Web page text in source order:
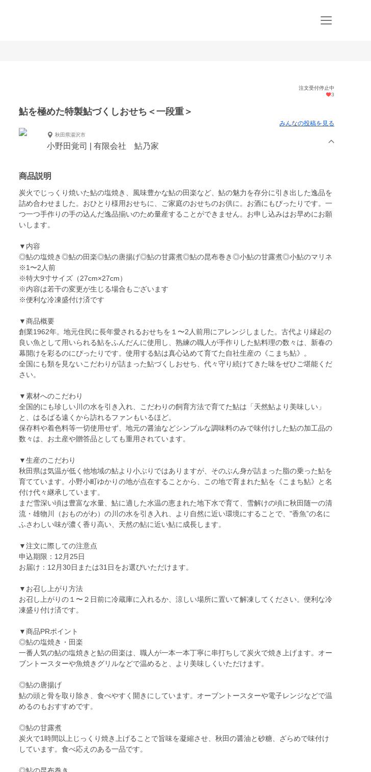
注文受付停止中
3
鮎を極めた特製鮎づくしおせち＜一段重＞
みんなの投稿を見る
秋田県湯沢市
小野田覚司 | 有限会社 鮎乃家
商品説明
炭火でじっくり焼いた鮎の塩焼き、風味豊かな鮎の田楽など、鮎の魅力を存分に引き出した逸品を
詰め合わせました。おひとり様用おせちに、ご家庭のおせちのお供に。お酒にもぴったりです。一
つ一つ手作りの手の込んだ逸品揃いのため量産することができません。お申し込みはお早めにお願
いします。
▼内容
◎鮎の塩焼き◎鮎の田楽◎鮎の唐揚げ◎鮎の甘露煮◎鮎の昆布巻き◎小鮎の甘露煮◎小鮎のマリネ
※1〜2人前
※特大9寸サイズ（27cm×27cm）
※内容は若干の変更が生じる場合もございます
※便利な冷凍盛付け済です
▼商品概要
創業1962年。地元住民に長年愛されるおせちを１〜2人前用にアレンジしました。古代より縁起の
良い魚として用いられる鮎をふんだんに使用し、熟練の職人が手作りした鮎料理の数々は、新春の
幕開けを彩るのにぴったりです。使用する鮎は真心込めて育てた自社生産の《こまち鮎》。
全国にも類を見ないこだわりが詰まった鮎づくしおせち、代々守り続けてきた味をぜひご堪能くだ
さい。
▼素材へのこだわり
全国的にも珍しい川の水を引き入れ、こだわりの飼育方法で育てた鮎は「天然鮎より美味しい」
と、はるばる遠くから訪れるファンもいるほど。
保存料や着色料等一切使用せず、地元の醤油などシンプルな調味料のみで味付けした鮎の加工品の
数々は、お土産や贈答品としても重用されています。
▼生産のこだわり
秋田県は気温が低く他地域の鮎より小ぶりではありますが、そのぶん身が詰まった脂の乗った鮎を
育てています。小野小町ゆかりの地が点在することから、この地で育まれた鮎を《こまち鮎》と名
付け代々継承しています。
まだ雪深い頃は豊富な水量、鮎に適した水温の恵まれた地下水で育て、雪解けの頃に秋田随一の清
流・雄物川（おものがわ）の川の水を引き入れ、より自然に近い環境にすることで、"香魚”の名に
ふさわしい味が濃く香り高い、天然の鮎に近い鮎に成長します。
▼注文に際しての注意点
申込期限：12月25日
お届け：12月30日または31日をお選びいただけます。
▼お召し上がり方法
お召し上がりの１〜２日前に冷蔵庫に入れるか、涼しい場所に置いて解凍してください。便利な冷
凍盛り付け済です。
▼商品PRポイント
◎鮎の塩焼き・田楽
一番人気の鮎の塩焼きと鮎の田楽は、職人が一本一本丁寧に串打ちして炭火で焼き上げます。オー
ブントースターや魚焼きグリルなどで温めると、より美味しくいただけます。
◎鮎の唐揚げ
鮎の頭と骨を取り除き、食べやすく開きにしています。オーブントースターや電子レンジなどで温
めるのもおすすめです。
◎鮎の甘露煮
炭火で1時間以上じっくり焼き上げることで旨味を凝縮させ、秋田の醤油と砂糖、ざらめで味付け
しています。食べ応えのある一品です。